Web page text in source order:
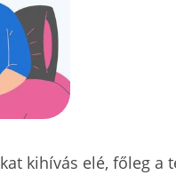
kihívás elé, főleg a